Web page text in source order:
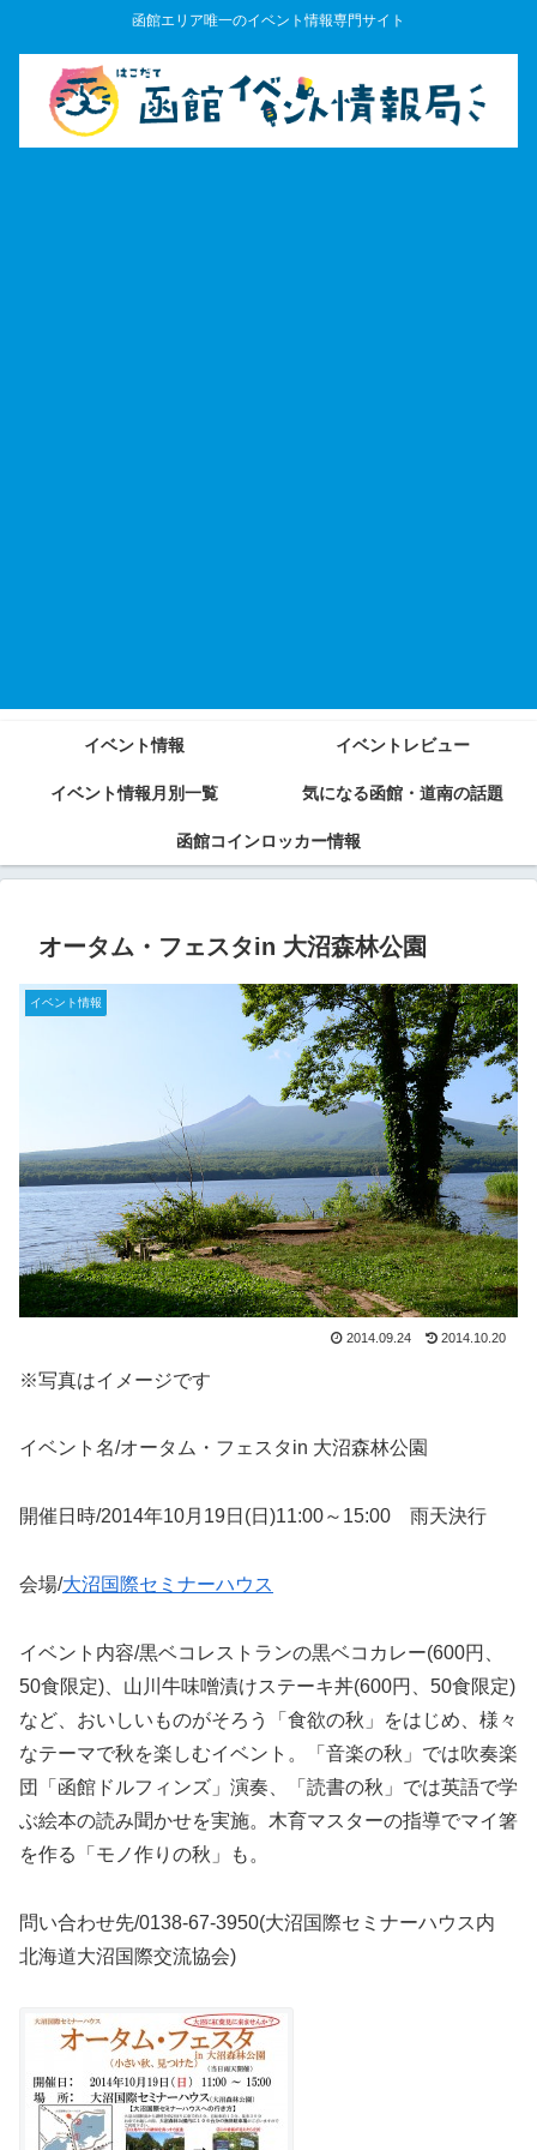
函館エリア唯一のイベント情報専門サイト
イベント情報 イベントレビュー
イベント情報月別一覧 気になる函館・道南の話題
函館コインロッカー情報
オータム・フェスタin 大沼森林公園
イベント情報
2014.09.24 2014.10.20
※写真はイメージです
イベント名/オータム・フェスタin 大沼森林公園
開催日時/2014年10月19日(日)11:00～15:00 雨天決行
会場/大沼国際セミナーハウス
イベント内容/黒ベコレストランの黒ベコカレー(600円、
50食限定)、山川牛味噌漬けステーキ丼(600円、50食限定)
など、おいしいものがそろう「食欲の秋」をはじめ、様々
なテーマで秋を楽しむイベント。「音楽の秋」では吹奏楽
団「函館ドルフィンズ」演奏、「読書の秋」では英語で学
ぶ絵本の読み聞かせを実施。木育マスターの指導でマイ箸
を作る「モノ作りの秋」も。
問い合わせ先/0138-67-3950(大沼国際セミナーハウス内
北海道大沼国際交流協会)